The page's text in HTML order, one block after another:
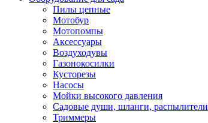
Пилы цепные
Мотобур
Мотопомпы
Аксессуары
Воздуходувы
Газонокосилки
Кусторезы
Насосы
Мойки высокого давления
Садовые души, шланги, распылители
Триммеры